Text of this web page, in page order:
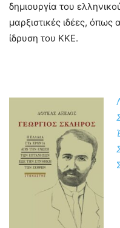
δημιουργία του
μαρξιστικές ιδέες,
ίδρυση του ΚΚΕ.